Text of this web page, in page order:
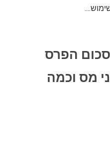
הפרס
מס וכמה